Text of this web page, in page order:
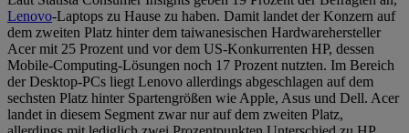
Lenovo-Laptops zu Hause zu haben. Damit landet der Konzern auf
dem zweiten Platz hinter dem taiwanesischen Hardwarehersteller
Acer mit 25 Prozent und vor dem US-Konkurrenten HP, dessen
Mobile-Computing-Lösungen noch 17 Prozent nutzten. Im Bereich
der Desktop-PCs liegt Lenovo allerdings abgeschlagen auf dem
sechsten Platz hinter Spartengrößen wie Apple, Asus und Dell. Acer
landet in diesem Segment zwar nur auf dem zweiten Platz,